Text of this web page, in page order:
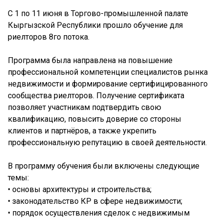
С 1 по 11 июня в Торгово-промышленной палате
Кыргызской Республики прошло обучение для
риелторов 8го потока.
Программа была направлена на повышение
профессиональной компетенции специалистов рынка
недвижимости и формирование сертифицированного
сообщества риелторов. Получение сертификата
позволяет участникам подтвердить свою
квалификацию, повысить доверие со стороны
клиентов и партнёров, а также укрепить
профессиональную репутацию в своей деятельности.
В программу обучения были включены следующие
темы:
• основы архитектуры и строительства;
• законодательство КР в сфере недвижимости;
• порядок осуществления сделок с недвижимым